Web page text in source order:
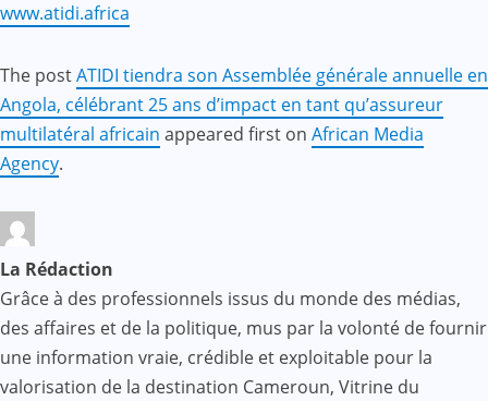
www.atidi.africa
The postATIDI tiendra son Assemblée générale annuelle en
Angola, célébrant 25 ans d’impact en tant qu’assureur
multilatéral africain appeared first on African Media
Agency.
La Rédaction
Grâce à des professionnels issus du monde des médias,
des affaires et de la politique, mus par la volonté de fournir
une information vraie, crédible et exploitable pour la
valorisation de la destination Cameroun, Vitrine du